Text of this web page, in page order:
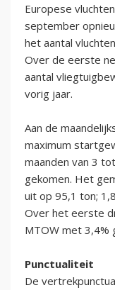
Europese
september
het aantal
Over de eerste
aantal
vorig jaar.
Aan de
maximum
maanden van 3
gekomen. Het
uit op 95,1 ton;
Over het eerste
MTOW met 3,4%
Punctualiteit
De